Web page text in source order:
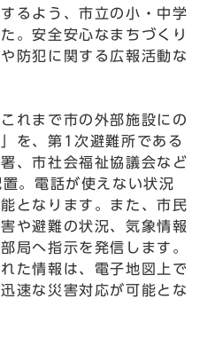
るよう、市立の小・中学
。安全安心なまちづくり
防犯に関する広報活動な
れまで市の外部施設にの
を、第1次避難所である
、市社会福祉協議会など
。電話が使えない状況
となります。また、市民
や避難の状況、気象情報
局へ指示を発信します。
た情報は、電子地図上で
速な災害対応が可能とな